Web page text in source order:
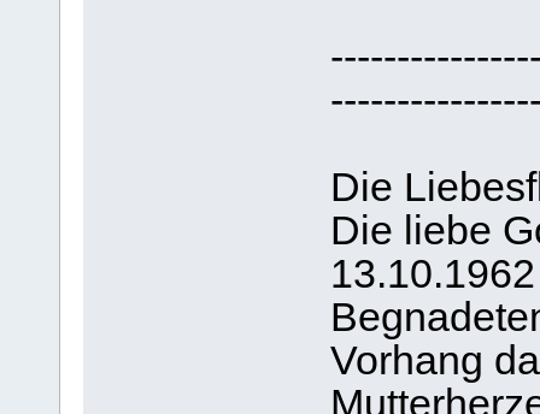
Die
Die liebe
Vorhang